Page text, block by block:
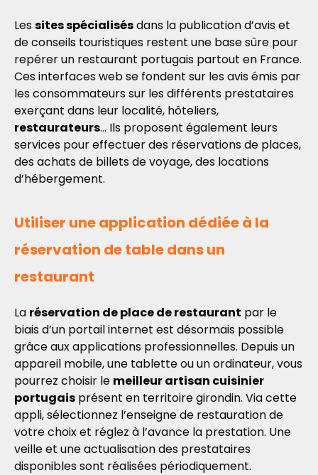
Lessites spécialisésdans la publication d’avis et
de conseils touristiques restent une base sûre pour
repérer un restaurant portugais partout en France.
Ces interfaces web se fondent sur les avis émis par
les consommateurs sur les différents prestataires
exerçant dans leur localité, hôteliers,
restaurateurs… Ils proposent également leurs
services pour effectuer des réservations de places,
des achats de billets de voyage, des locations
d’hébergement.
Utiliser une application dédiée à la
réservation de table dans un
restaurant
La réservation de place de restaurant par le
biais d’un portail internet est désormais possible
grâce aux applications professionnelles. Depuis un
appareil mobile, une tablette ou un ordinateur, vous
pourrez choisir le meilleur artisan cuisinier
portugais présent en territoire girondin. Via cette
appli, sélectionnez l’enseigne de restauration de
votre choix et réglez à l’avance la prestation. Une
veille et une actualisation des prestataires
disponibles sont réalisées périodiquement.